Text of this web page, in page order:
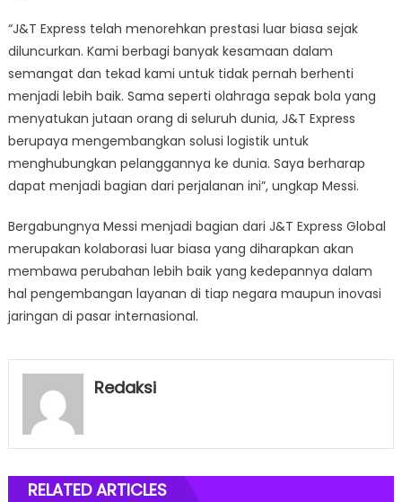
“J&T Express telah menorehkan prestasi luar biasa sejak
diluncurkan. Kami berbagi banyak kesamaan dalam
semangat dan tekad kami untuk tidak pernah berhenti
menjadi lebih baik. Sama seperti olahraga sepak bola yang
menyatukan jutaan orang di seluruh dunia, J&T Express
berupaya mengembangkan solusi logistik untuk
menghubungkan pelanggannya ke dunia. Saya berharap
dapat menjadi bagian dari perjalanan ini”, ungkap Messi.
Bergabungnya Messi menjadi bagian dari J&T Express Global
merupakan kolaborasi luar biasa yang diharapkan akan
membawa perubahan lebih baik yang kedepannya dalam
hal pengembangan layanan di tiap negara maupun inovasi
jaringan di pasar internasional.
Redaksi
RELATED ARTICLES